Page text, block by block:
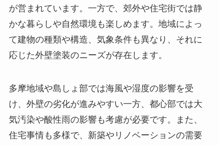
が営まれています。一方で、郊外や住宅街では静
かな暮らしや自然環境も楽しめます。地域によっ
て建物の種類や構造、気象条件も異なり、それに
応じた外壁塗装のニーズが存在します。
多摩地域や島しょ部では海風や湿度の影響を受
け、外壁の劣化が進みやすい一方、都心部では大
気汚染や酸性雨の影響も考慮が必要です。また、
住宅事情も多様で、新築やリノベーションの需要